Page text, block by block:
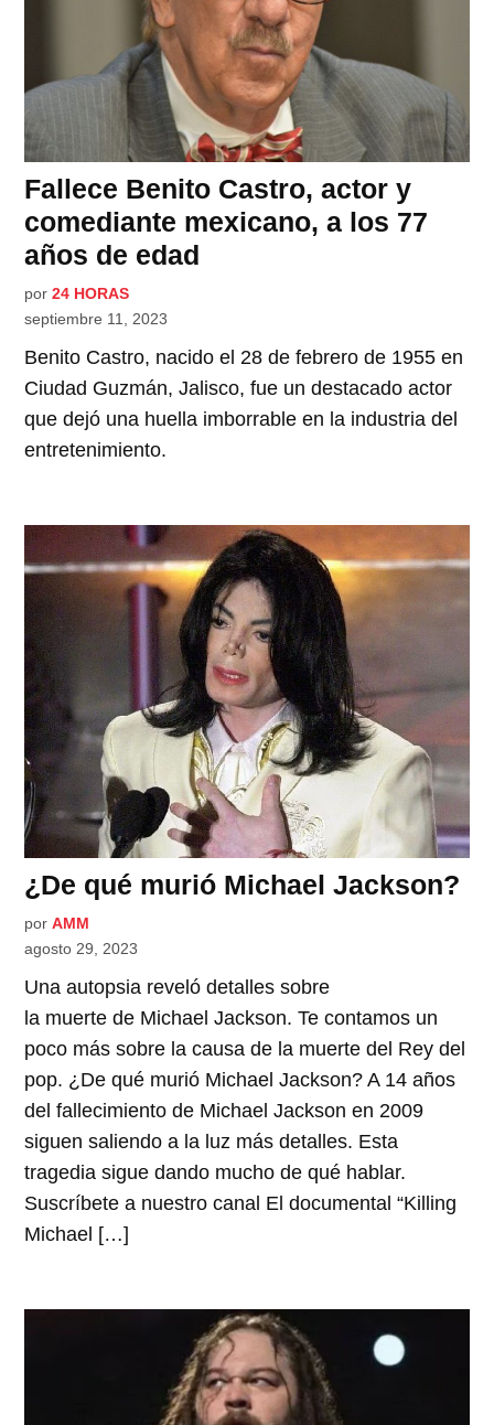
Fallece Benito Castro, actor y
comediante mexicano, a los 77
años de edad
por 24 HORAS
septiembre 11, 2023
Benito Castro, nacido el 28 de febrero de 1955 en
Ciudad Guzmán, Jalisco, fue un destacado actor
que dejó una huella imborrable en la industria del
entretenimiento.
¿De qué murió Michael Jackson?
por AMM
agosto 29, 2023
Una autopsia reveló detalles sobre
la muerte de Michael Jackson. Te contamos un
poco más sobre la causa de la muerte del Rey del
pop. ¿De qué murió Michael Jackson? A 14 años
del fallecimiento de Michael Jackson en 2009
siguen saliendo a la luz más detalles. Esta
tragedia sigue dando mucho de qué hablar.
Suscríbete a nuestro canal El documental “Killing
Michael […]